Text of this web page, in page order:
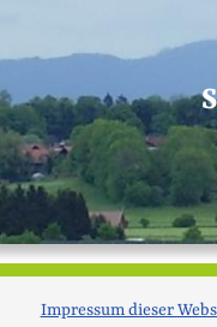
Impressum dieser